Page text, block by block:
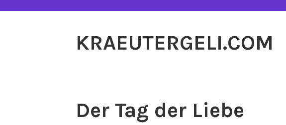
KRAEUTERGELI.COM
Der Tag der Liebe